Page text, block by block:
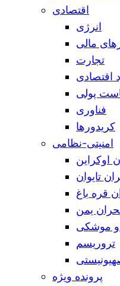
اقتصادی
انرژی
مالی
تجارت
اقتصادی
پولی
فناوری
کریدورها
امنیتی-نظامی
اوکراین
تایوان
قره باغ
یمن
و موشکی
تروریسم
پرونده ویژه